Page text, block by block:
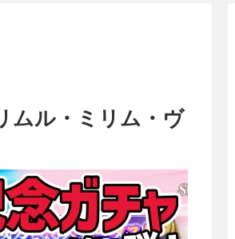
ムル・ミリム・ヴ